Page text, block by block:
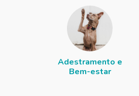
Adestramento e
Bem-estar